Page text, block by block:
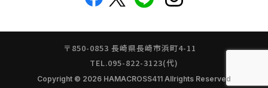
〒850-0853 長崎県長崎市浜町4-11
TEL.095-822-3123(代)
Copyright © 2026 HAMACROSS411 Allrights Reserved